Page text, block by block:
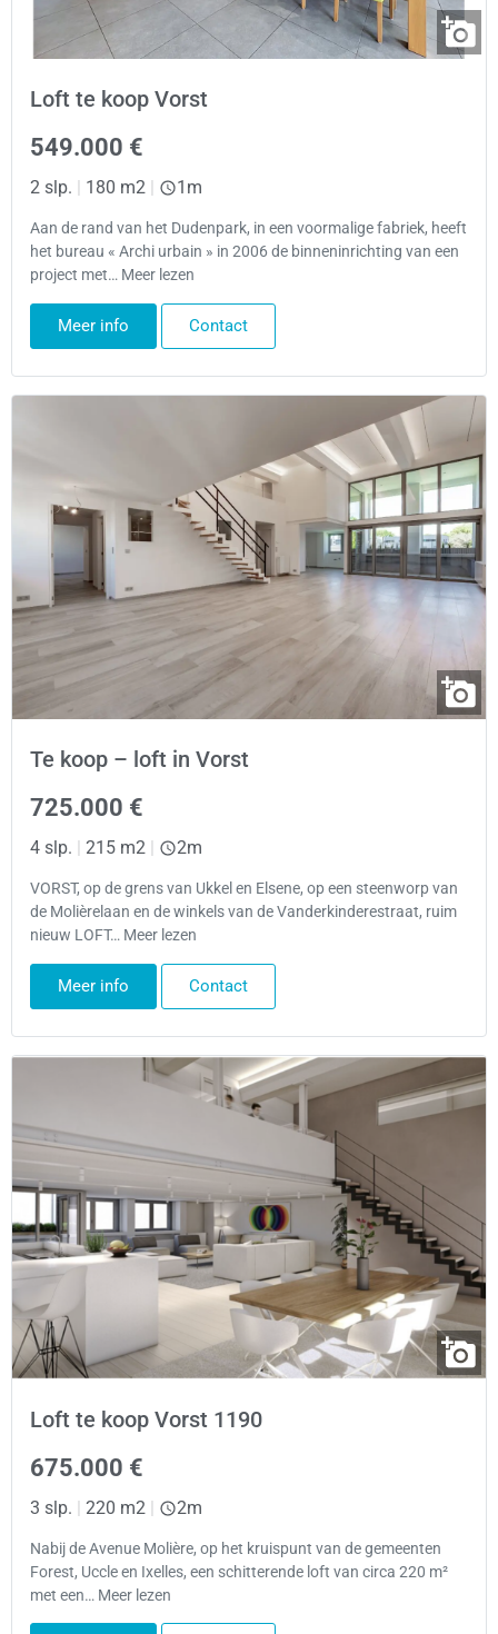
Loft te koop Vorst
549.000 €
2 slp. | 180 m2 | 1m
Aan de rand van het Dudenpark, in een voormalige fabriek, heeft
het bureau « Archi urbain » in 2006 de binneninrichting van een
project met… Meer lezen
Meer info Contact
Te koop – loft in Vorst
725.000 €
4 slp. | 215 m2 | 2m
VORST, op de grens van Ukkel en Elsene, op een steenworp van
de Molièrelaan en de winkels van de Vanderkinderestraat, ruim
nieuw LOFT… Meer lezen
Meer info Contact
Loft te koop Vorst 1190
675.000 €
3 slp. | 220 m2 | 2m
Nabij de Avenue Molière, op het kruispunt van de gemeenten
Forest, Uccle en Ixelles, een schitterende loft van circa 220 m²
met een… Meer lezen